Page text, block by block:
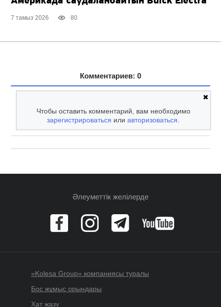
7 тамыз 2026 80
Комментариев: 0
✖
Чтобы оставить комментарий, вам необходимо
зарегистрироваться илиавторизоваться.
Әлеуметтік желілерде
«Kolesa Group» компаниясы туралы
Бос жұмыс орындары
Хат жазу